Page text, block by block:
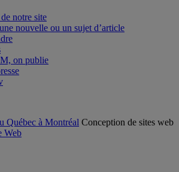
notre site
nouvelle ou un sujet d’article
on publie
Québec à Montréal Conception de sites web
Web